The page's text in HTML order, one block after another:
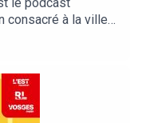
consacré à la ville
elle.Un podcast
basé sur les
locale de Nancy.”